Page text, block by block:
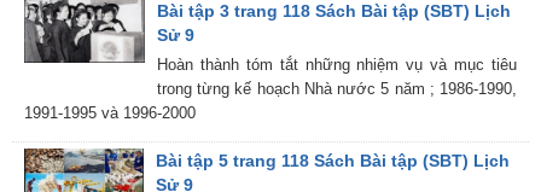
Bài tập 3 trang 118 Sách Bài tập (SBT) Lịch
Sử 9
Hoàn thành tóm tắt những nhiệm vụ và mục tiêu
trong từng kế hoạch Nhà nước 5 năm ; 1986-1990,
1991-1995 và 1996-2000
Bài tập 5 trang 118 Sách Bài tập (SBT) Lịch
Sử 9